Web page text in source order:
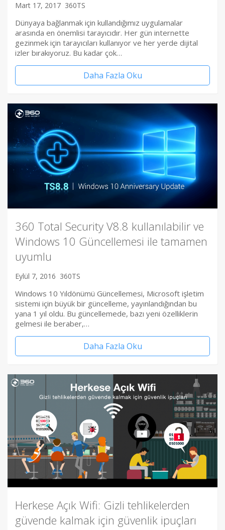
Mart 17, 2017 360TS
Dünyaya bağlanmak için kullandığımız uygulamalar
arasında en önemlisi tarayıcıdır. Her gün internette
gezinmek için tarayıcıları kullanıyor ve her yerde dijital
izler bırakıyoruz. Bu kadar çok…
Daha Fazla Oku
360 Total Security V8.8 kullanılabilir ve
Windows 10 Güncellemesi ile tamamen
uyumlu
Eylül 7, 2016 360TS
Windows 10 Yıldönümü Güncellemesi, Microsoft işletim
sistemi için büyük bir güncelleme, yayınlandığından bu
yana 1 yıl oldu. Bu güncellemede, bazı yeni özelliklerin
gelmesi ile beraber,…
Daha Fazla Oku
Herkese Açık Wifi: Gizli tehlikelerden
güvende kalmak için güvenlik ipuçları